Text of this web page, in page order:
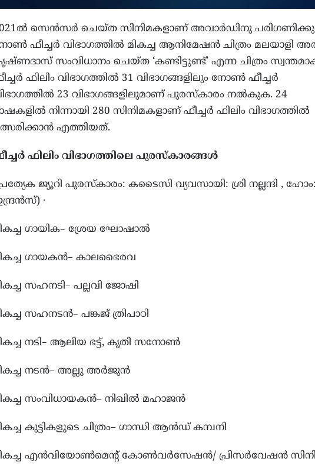
സെൻസർ ചെയ്ത സിനിമകളാണ് അവാർഡിനു
ഫീച്ചർ വിഭാഗത്തിൽ മികച്ച ആനിമേഷൻ ചിത്രം മലയാളി
സംവിധാനം ചെയ്ത ‘കണ്ടിട്ടുണ്ട്’ എന്ന ചിത്രം
ഫിലിം വിഭാഗത്തിൽ 31 വിഭാഗങ്ങളിലും നോൺ ഫീച്ചർ
23 വിഭാഗങ്ങളിലുമാണ് പുരസ്കാരം നൽകുക. 24
നിന്നായി 280 സിനിമകളാണ് ഫീച്ചർ ഫിലിം വിഭാഗത്തിൽ
എത്തിയത്.
ഫിലിം വിഭാഗത്തിലെ പുരസ്കാരങ്ങൾ
ജ്യൂറി പുരസ്കാരം: കടൈസി വ്യവസായി: ശ്രി നല്ലന്ദി ,
∙
ഗായിക– ശ്രേയ ഘോഷാൽ
ഗായകന്‍– കാലഭൈരവ
സഹനടി– പല്ലവി ജോഷി
സഹനടൻ– പങ്കജ് ത്രിപാഠി
നടി– ആലിയ ഭട്ട്, കൃതി സനോണ്‍
നടൻ– അല്ലു അർജുന്‍
സംവിധായകൻ– നിഖിൽ മഹാജൻ
കുട്ടികളുടെ ചിത്രം– ഗാന്ധി ആൻഡ് കമ്പനി
എന്‍വിയോൺമെന്റ് കോൺവർസേഷൻ/ പ്രിസർവേഷൻ